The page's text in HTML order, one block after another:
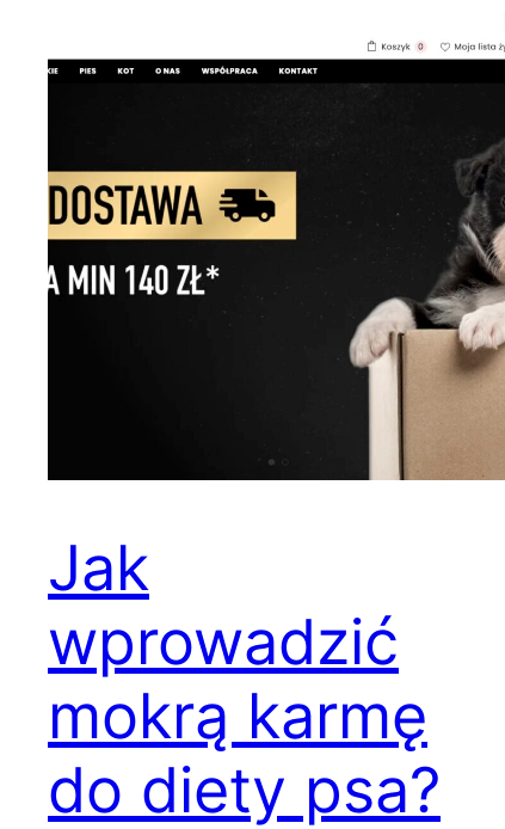
Jak
wprowadzić
mokrą karmę
do diety psa?